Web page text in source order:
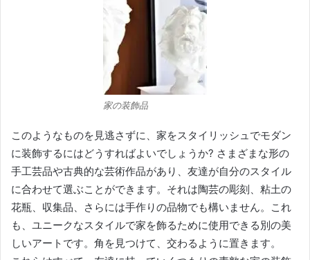
家の装飾品
このようなものを見逃さずに、家をスタイリッシュでモダン
に装飾するにはどうすればよいでしょうか? さまざまな形の
手工芸品や古典的な芸術作品があり、友達が自分のスタイル
に合わせて選ぶことができます。 それは陶芸の彫刻、粘土の
花瓶、収集品、さらには手作りの品物でも構いません。
これ
も、ユニークなスタイルで家を飾るために使用できる別の美
しいアートです。 角を見つけて、交わるように置きます。